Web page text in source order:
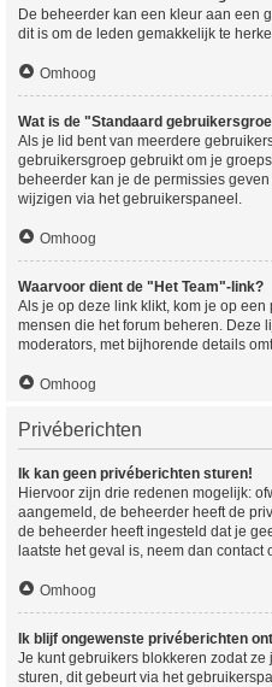
De beheerder kan een kleur aan een
dit is om de leden gemakkelijk te
Omhoog
Wat is de "Standaard
Als je lid bent van meerdere
gebruikersgroep gebruikt om je
beheerder kan je de permissies
wijzigen via het gebruikerspaneel.
Omhoog
Waarvoor dient de "Het Team"-link?
Als je op deze link klikt, kom je op
mensen die het forum beheren. Deze
moderators, met bijhorende details
Omhoog
Privéberichten
Ik kan geen privéberichten sturen!
Hiervoor zijn drie redenen mogelijk:
aangemeld, de beheerder heeft de
de beheerder heeft ingesteld dat je
laatste het geval is, neem dan contact
Omhoog
Ik blijf ongewenste privéberichten
Je kunt gebruikers blokkeren zodat
sturen, dit gebeurt via het